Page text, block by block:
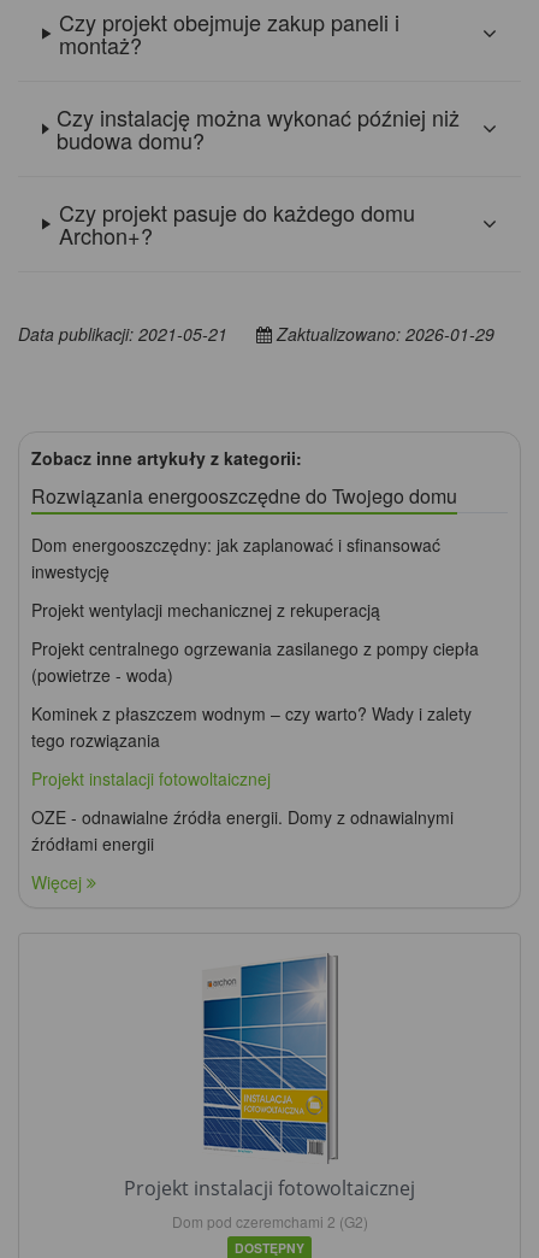
Czy projekt obejmuje zakup paneli i
montaż?
Czy instalację można wykonać później niż
budowa domu?
Czy projekt pasuje do każdego domu
Archon+?
Data publikacji: 2021-05-21 Zaktualizowano: 2026-01-29
Zobacz inne artykuły z kategorii:
Rozwiązania energooszczędne do Twojego domu
Dom energooszczędny: jak zaplanować i sfinansować
inwestycję
Projekt wentylacji mechanicznej z rekuperacją
Projekt centralnego ogrzewania zasilanego z pompy ciepła
(powietrze - woda)
Kominek z płaszczem wodnym – czy warto? Wady i zalety
tego rozwiązania
Projekt instalacji fotowoltaicznej
OZE - odnawialne źródła energii. Domy z odnawialnymi
źródłami energii
Więcej
Projekt instalacji fotowoltaicznej
Dom pod czeremchami 2 (G2)
DOSTĘPNY